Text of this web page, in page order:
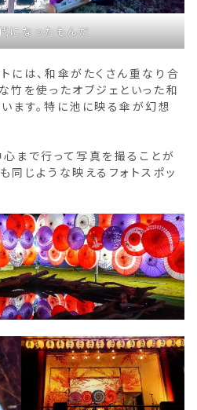
になったもんだ
には、和傘がたくさん重なり合
竹を使ったオブジェといった和
ます。特に池に映る傘が幻想
まで行って写真を撮ることが
同じような映えるフォトスポッ